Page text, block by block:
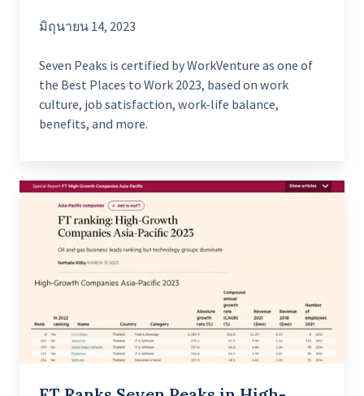
มิถุนายน 14, 2023
Seven Peaks is certified by WorkVenture as one of
the Best Places to Work 2023, based on work
culture, job satisfaction, work-life balance,
benefits, and more.
FT
Growth
Companies